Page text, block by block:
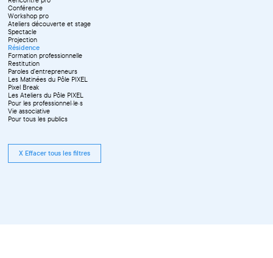
Conférence
Workshop pro
Ateliers découverte et stage
Spectacle
Projection
Résidence
Formation professionnelle
Restitution
Paroles d'entrepreneurs
Les Matinées du Pôle PIXEL
Pixel Break
Les Ateliers du Pôle PIXEL
Pour les professionnel·le·s
Vie associative
Pour tous les publics
X Effacer tous les filtres